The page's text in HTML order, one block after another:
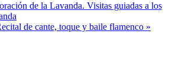
de la Lavanda. Visitas guiadas a los
de cante, toque y baile flamenco »